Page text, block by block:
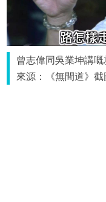
曾志偉同吳業坤講
來源：《無間道》截